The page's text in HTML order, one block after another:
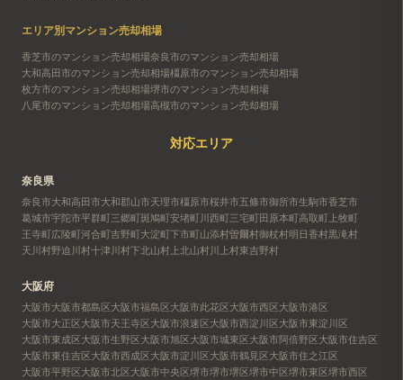
エリア別マンション売却相場
香芝市のマンション売却相場奈良市のマンション売却相場
大和高田市のマンション売却相場橿原市のマンション売却相場
枚方市のマンション売却相場堺市のマンション売却相場
八尾市のマンション売却相場高槻市のマンション売却相場
対応エリア
奈良県
奈良市大和高田市大和郡山市天理市橿原市桜井市五條市御所市生駒市香芝市
葛城市宇陀市平群町三郷町斑鳩町安堵町川西町三宅町田原本町高取町 上牧町
王寺町広陵町河合町吉野町大淀町下市町山添村曽爾村御杖村明日香村黒滝村
天川村野迫川村十津川村下北山村 上北山村川上村東吉野村
大阪府
大阪市大阪市都島区大阪市福島区大阪市此花区大阪市西区大阪市港区
大阪市大正区大阪市天王寺区大阪市浪速区大阪市西淀川区大阪市東淀川区
大阪市東成区大阪市生野区大阪市旭区大阪市城東区大阪市阿倍野区大阪市住吉区
大阪市東住吉区大阪市西成区大阪市淀川区大阪市鶴見区大阪市住之江区
大阪市平野区大阪市北区大阪市中央区堺市堺市堺区堺市中区堺市東区堺市西区